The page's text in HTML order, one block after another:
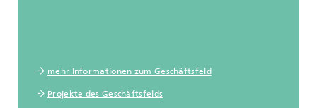
mehr Informationen zum Geschäftsfeld
Projekte des Geschäftsfelds